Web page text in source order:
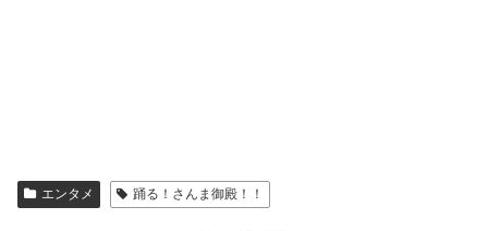
エンタメ 踊る！さんま御殿！！